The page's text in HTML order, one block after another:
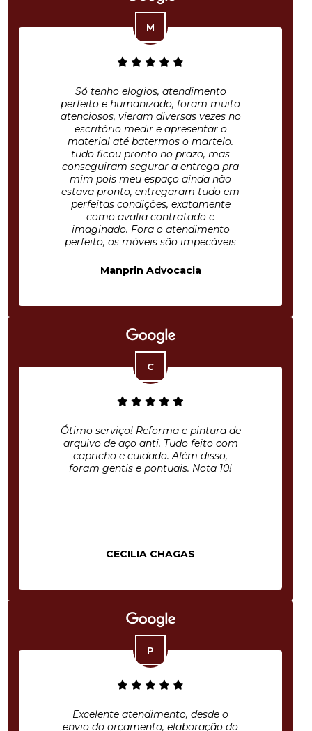
Só tenho elogios, atendimento
perfeito e humanizado, foram muito
atenciosos, vieram diversas vezes no
escritório medir e apresentar o
material até batermos o martelo.
tudo ficou pronto no prazo, mas
conseguiram segurar a entrega pra
mim pois meu espaço ainda não
estava pronto, entregaram tudo em
perfeitas condições, exatamente
como avalia contratado e
imaginado. Fora o atendimento
perfeito, os móveis são impecáveis
Manprin Advocacia
Ótimo serviço! Reforma e pintura de
arquivo de aço anti. Tudo feito com
capricho e cuidado. Além disso,
foram gentis e pontuais. Nota 10!
CECILIA CHAGAS
Excelente atendimento, desde o
envio do orçamento, elaboração do